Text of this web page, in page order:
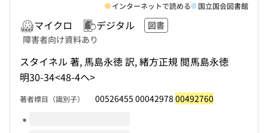
マイクロ デジタル
図書
障害者向け資料あり
スタイネル 著, 馬島永徳 訳, 緒方正規 閲馬島永徳
明30-34<48-4ヘ>
インターネットで読める 国立国会図書館
著者標目（識別子） 00526455 00042978 00492760
このタイトルの巻号